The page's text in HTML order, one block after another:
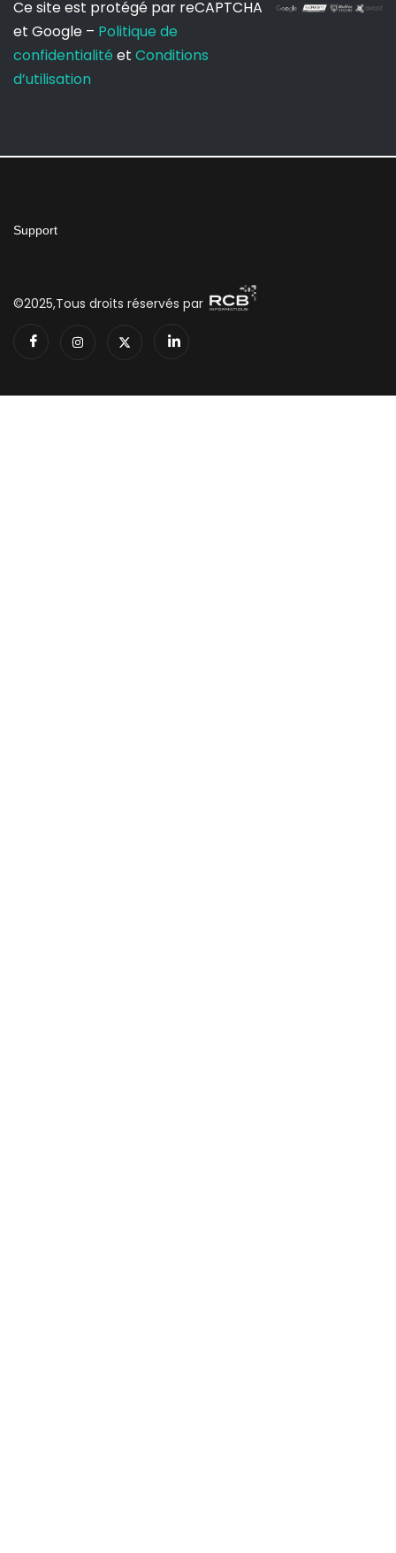
Ce site est protégé par reCAPTCHA
et Google – Politique de
confidentialité et Conditions
d’utilisation
Support
©2025,Tous droits réservés par